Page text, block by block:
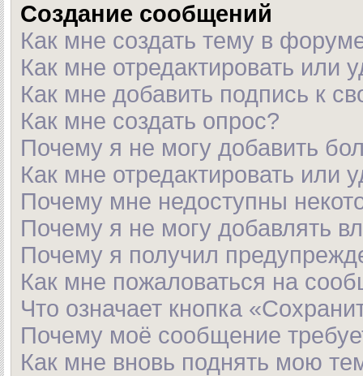
Создание сообщений
Как мне создать тему в
Как мне отредактировать или
Как мне добавить подпись к
Как мне создать опрос?
Почему я не могу добавить
Как мне отредактировать или
Почему мне недоступны
Почему я не могу добавлять
Почему я получил
Как мне пожаловаться на
Что означает кнопка
Почему моё сообщение
Как мне вновь поднять мою